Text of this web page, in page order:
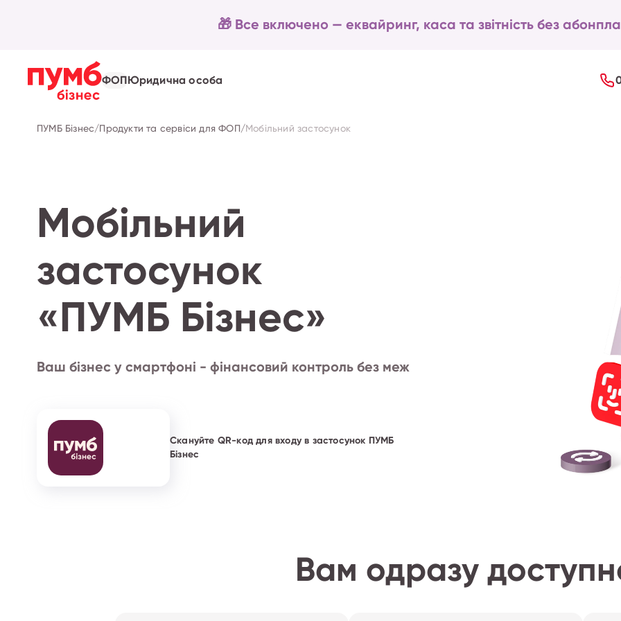
🎁 Все включено — еквайринг, каса та звітність без
ФОП Юридична особа
ПУМБ Бізнес/ Продукти та сервіси для ФОП / Мобільний застосунок
Мобільний
застосунок
«ПУМБ Бізнес»
Ваш бізнес у смартфоні - фінансовий контроль без меж
Скануйте QR-код для входу в застосунок ПУМБ
Бізнес
Вам одразу